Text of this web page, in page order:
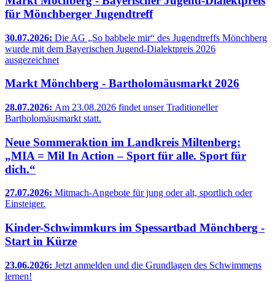
für Mönchberger Jugendtreff
30.07.2026: Die AG „So babbele mir“ des Jugendtreffs Mönchberg
wurde mit dem Bayerischen Jugend-Dialektpreis 2026
ausgezeichnet
Markt Mönchberg - Bartholomäusmarkt 2026
28.07.2026: Am 23.08.2026 findet unser Traditioneller
Bartholomäusmarkt statt.
Neue Sommeraktion im Landkreis Miltenberg:
„MIA = Mil In Action – Sport für alle. Sport für
dich.“
27.07.2026: Mitmach-Angebote für jung oder alt, sportlich oder
Einsteiger.
Kinder-Schwimmkurs im Spessartbad Mönchberg -
Start in Kürze
23.06.2026: Jetzt anmelden und die Grundlagen des Schwimmens
lernen!